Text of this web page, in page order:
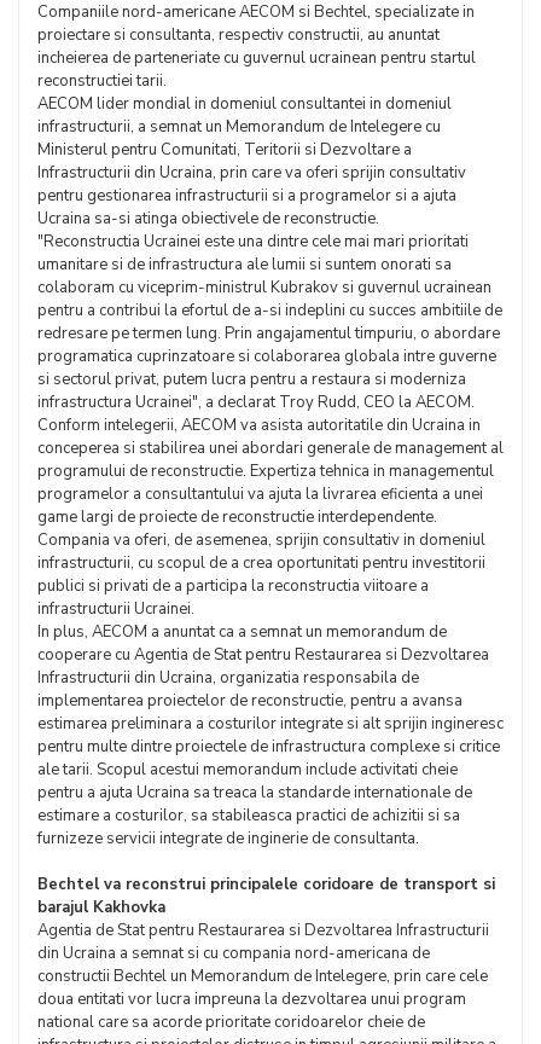
Companiile nord-americane AECOM si Bechtel, specializate in
proiectare si consultanta, respectiv constructii, au anuntat
incheierea de parteneriate cu guvernul ucrainean pentru startul
reconstructiei tarii.
AECOM lider mondial in domeniul consultantei in domeniul
infrastructurii, a semnat un Memorandum de Intelegere cu
Ministerul pentru Comunitati, Teritorii si Dezvoltare a
Infrastructurii din Ucraina, prin care va oferi sprijin consultativ
pentru gestionarea infrastructurii si a programelor si a ajuta
Ucraina sa-si atinga obiectivele de reconstructie.
"Reconstructia Ucrainei este una dintre cele mai mari prioritati
umanitare si de infrastructura ale lumii si suntem onorati sa
colaboram cu viceprim-ministrul Kubrakov si guvernul ucrainean
pentru a contribui la efortul de a-si indeplini cu succes ambitiile de
redresare pe termen lung. Prin angajamentul timpuriu, o abordare
programatica cuprinzatoare si colaborarea globala intre guverne
si sectorul privat, putem lucra pentru a restaura si moderniza
infrastructura Ucrainei", a declarat Troy Rudd, CEO la AECOM.
Conform intelegerii, AECOM va asista autoritatile din Ucraina in
conceperea si stabilirea unei abordari generale de management al
programului de reconstructie. Expertiza tehnica in managementul
programelor a consultantului va ajuta la livrarea eficienta a unei
game largi de proiecte de reconstructie interdependente.
Compania va oferi, de asemenea, sprijin consultativ in domeniul
infrastructurii, cu scopul de a crea oportunitati pentru investitorii
publici si privati de a participa la reconstructia viitoare a
infrastructurii Ucrainei.
In plus, AECOM a anuntat ca a semnat un memorandum de
cooperare cu Agentia de Stat pentru Restaurarea si Dezvoltarea
Infrastructurii din Ucraina, organizatia responsabila de
implementarea proiectelor de reconstructie, pentru a avansa
estimarea preliminara a costurilor integrate si alt sprijin ingineresc
pentru multe dintre proiectele de infrastructura complexe si critice
ale tarii. Scopul acestui memorandum include activitati cheie
pentru a ajuta Ucraina sa treaca la standarde internationale de
estimare a costurilor, sa stabileasca practici de achizitii si sa
furnizeze servicii integrate de inginerie de consultanta.
Bechtel va reconstrui principalele coridoare de transport si
barajul Kakhovka
Agentia de Stat pentru Restaurarea si Dezvoltarea Infrastructurii
din Ucraina a semnat si cu compania nord-americana de
constructii Bechtel un Memorandum de Intelegere, prin care cele
doua entitati vor lucra impreuna la dezvoltarea unui program
national care sa acorde prioritate coridoarelor cheie de